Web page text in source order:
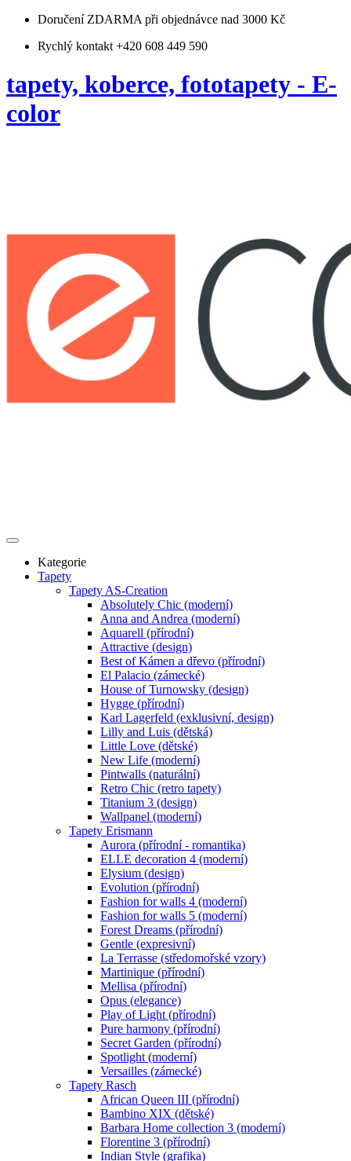
Doručení ZDARMA při objednávce nad 3000 Kč
Rychlý kontakt +420 608 449 590
tapety, koberce, fototapety - E-
color
Kategorie
Tapety
Tapety AS-Creation
Absolutely Chic (moderní)
Anna and Andrea (moderní)
Aquarell (přírodní)
Attractive (design)
Best of Kámen a dřevo (přírodní)
El Palacio (zámecké)
House of Turnowsky (design)
Hygge (přírodní)
Karl Lagerfeld (exklusivní, design)
Lilly and Luis (dětská)
Little Love (dětské)
New Life (moderní)
Pintwalls (naturální)
Retro Chic (retro tapety)
Titanium 3 (design)
Wallpanel (moderní)
Tapety Erismann
Aurora (přírodní - romantika)
ELLE decoration 4 (moderní)
Elysium (design)
Evolution (přírodní)
Fashion for walls 4 (moderní)
Fashion for walls 5 (moderní)
Forest Dreams (přírodní)
Gentle (expresivní)
La Terrasse (středomořské vzory)
Martinique (přírodní)
Mellisa (přírodní)
Opus (elegance)
Play of Light (přírodní)
Pure harmony (přírodní)
Secret Garden (přírodní)
Spotlight (moderní)
Versailles (zámecké)
Tapety Rasch
African Queen III (přírodní)
Bambino XIX (dětské)
Barbara Home collection 3 (moderní)
Florentine 3 (přírodní)
Indian Style (grafika)